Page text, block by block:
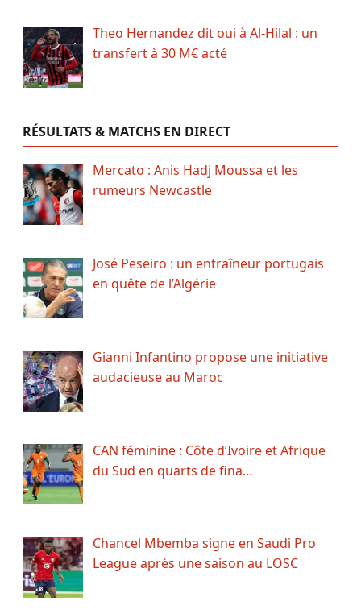
Theo Hernandez dit oui à Al-Hilal : un
transfert à 30 M€ acté
RÉSULTATS & MATCHS EN DIRECT
Mercato : Anis Hadj Moussa et les
rumeurs Newcastle
José Peseiro : un entraîneur portugais
en quête de l’Algérie
Gianni Infantino propose une initiative
audacieuse au Maroc
CAN féminine : Côte d’Ivoire et Afrique
du Sud en quarts de fina…
Chancel Mbemba signe en Saudi Pro
League après une saison au LOSC